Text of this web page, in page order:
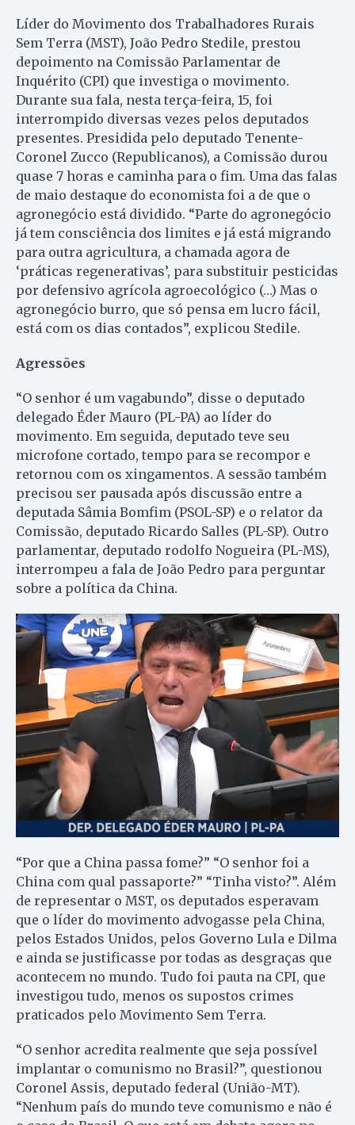
Líder do Movimento dos Trabalhadores Rurais
Sem Terra (MST), João Pedro Stedile, prestou
depoimento na Comissão Parlamentar de
Inquérito (CPI) que investiga o movimento.
Durante sua fala, nesta terça-feira, 15, foi
interrompido diversas vezes pelos deputados
presentes. Presidida pelo deputado Tenente-
Coronel Zucco (Republicanos), a Comissão durou
quase 7 horas e caminha para o fim. Uma das falas
de maio destaque do economista foi a de que o
agronegócio está dividido. “Parte do agronegócio
já tem consciência dos limites e já está migrando
para outra agricultura, a chamada agora de
‘práticas regenerativas’, para substituir pesticidas
por defensivo agrícola agroecológico (…) Mas o
agronegócio burro, que só pensa em lucro fácil,
está com os dias contados”, explicou Stedile.
Agressões
“O senhor é um vagabundo”, disse o deputado
delegado Éder Mauro (PL-PA) ao líder do
movimento. Em seguida, deputado teve seu
microfone cortado, tempo para se recompor e
retornou com os xingamentos. A sessão também
precisou ser pausada após discussão entre a
deputada Sâmia Bomfim (PSOL-SP) e o relator da
Comissão, deputado Ricardo Salles (PL-SP). Outro
parlamentar, deputado rodolfo Nogueira (PL-MS),
interrompeu a fala de João Pedro para perguntar
sobre a política da China.
“Por que a China passa fome?” “O senhor foi a
China com qual passaporte?” “Tinha visto?”. Além
de representar o MST, os deputados esperavam
que o líder do movimento advogasse pela China,
pelos Estados Unidos, pelos Governo Lula e Dilma
e ainda se justificasse por todas as desgraças que
acontecem no mundo. Tudo foi pauta na CPI, que
investigou tudo, menos os supostos crimes
praticados pelo Movimento Sem Terra.
“O senhor acredita realmente que seja possível
implantar o comunismo no Brasil?”, questionou
Coronel Assis, deputado federal (União-MT).
“Nenhum país do mundo teve comunismo e não é